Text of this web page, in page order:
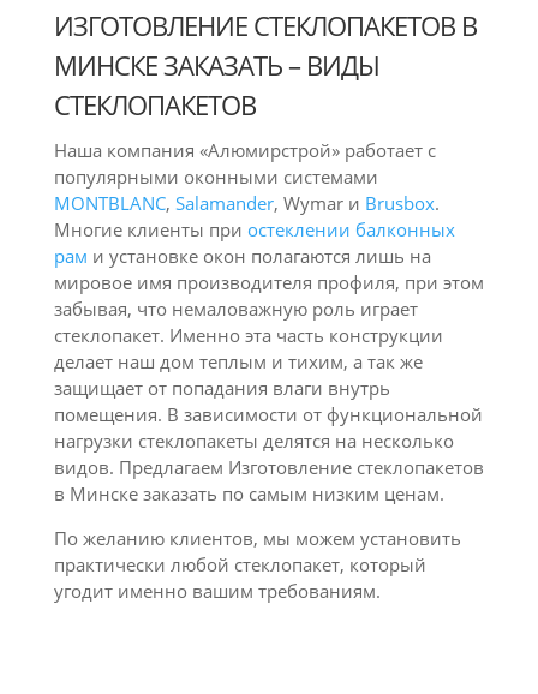
ИЗГОТОВЛЕНИЕ СТЕКЛОПАКЕТОВ В
МИНСКЕ ЗАКАЗАТЬ – ВИДЫ
СТЕКЛОПАКЕТОВ
Наша компания «Алюмирстрой» работает с
популярными оконными системами
MONTBLANC, Salamander, Wymar и Brusbox.
Многие клиенты при остеклении балконных
рам и установке окон полагаются лишь на
мировое имя производителя профиля, при этом
забывая, что немаловажную роль играет
стеклопакет. Именно эта часть конструкции
делает наш дом теплым и тихим, а так же
защищает от попадания влаги внутрь
помещения. В зависимости от функциональной
нагрузки стеклопакеты делятся на несколько
видов. Предлагаем Изготовление стеклопакетов
в Минске заказать по самым низким ценам.
По желанию клиентов, мы можем установить
практически любой стеклопакет, который
угодит именно вашим требованиям.